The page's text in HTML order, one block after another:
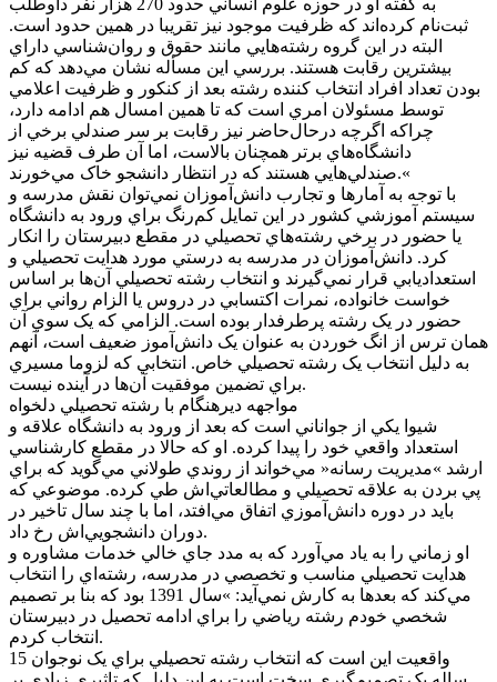
ثبت‌نام کرده‌اند که ظرفيت موجود نيز تقريبا در همين حدود است.
البته در اين گروه رشته‌هايي مانند حقوق و روان‌شناسي داراي
بيشترين رقابت هستند. بررسي اين مسأله نشان مي‌دهد که کم
بودن تعداد افراد انتخاب کننده رشته بعد از کنکور و ظرفيت اعلامي
توسط مسئولان امري است که تا همين امسال هم ادامه دارد،
چراکه اگرچه درحال‌حاضر نيز رقابت بر سر صندلي برخي از
دانشگاه‌هاي برتر همچنان بالاست، اما آن طرف قضيه نيز
صندلي‌هايي هستند که در انتظار دانشجو خاک مي‌خورند.«
با توجه به آمارها و تجارب دانش‌آموزان نمي‌توان نقش مدرسه و
سيستم آموزشي کشور در اين تمايل کم‌رنگ براي ورود به دانشگاه
يا حضور در برخي رشته‌هاي تحصيلي در مقطع دبيرستان را انکار
کرد. دانش‌آموزان در مدرسه به درستي مورد هدايت تحصيلي و
استعداديابي قرار نمي‌گيرند و انتخاب رشته تحصيلي آن‌ها بر اساس
خواست خانواده، نمرات اکتسابي در دروس يا الزام رواني براي
حضور در يک رشته پرطرفدار بوده است. الزامي که يک سوي آن
همان ترس از انگ خوردن به عنوان يک دانش‌آموز ضعيف است، آنهم
به دليل انتخاب يک رشته تحصيلي خاص. انتخابي که لزوما مسيري
براي تضمين موفقيت آن‌ها در آينده نيست.
مواجهه ديرهنگام با رشته تحصيلي دلخواه
شيوا يکي از جواناني است که بعد از ورود به دانشگاه علاقه و
استعداد واقعي خود را پيدا کرده. او که حالا در مقطع کارشناسي
ارشد »مديريت رسانه« مي‌خواند از روندي طولاني مي‌گويد که براي
پي بردن به علاقه تحصيلي و مطالعاتي‌اش طي کرده. موضوعي که
بايد در دوره دانش‌آموزي اتفاق مي‌افتد، اما با چند سال تاخير در
دوران دانشجويي‌اش رخ داد.
او زماني را به ياد مي‌آورد که به مدد جاي خالي خدمات مشاوره و
هدايت تحصيلي مناسب و تخصصي در مدرسه، رشته‌اي را انتخاب
مي‌کند که بعدها به کارش نمي‌آيد: »سال 1391 بود که بنا بر تصميم
شخصي خودم رشته رياضي را براي ادامه تحصيل در دبيرستان
انتخاب کردم.
واقعيت اين است که انتخاب رشته تحصيلي براي يک نوجوان 15